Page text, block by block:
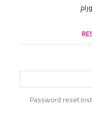
Password reset